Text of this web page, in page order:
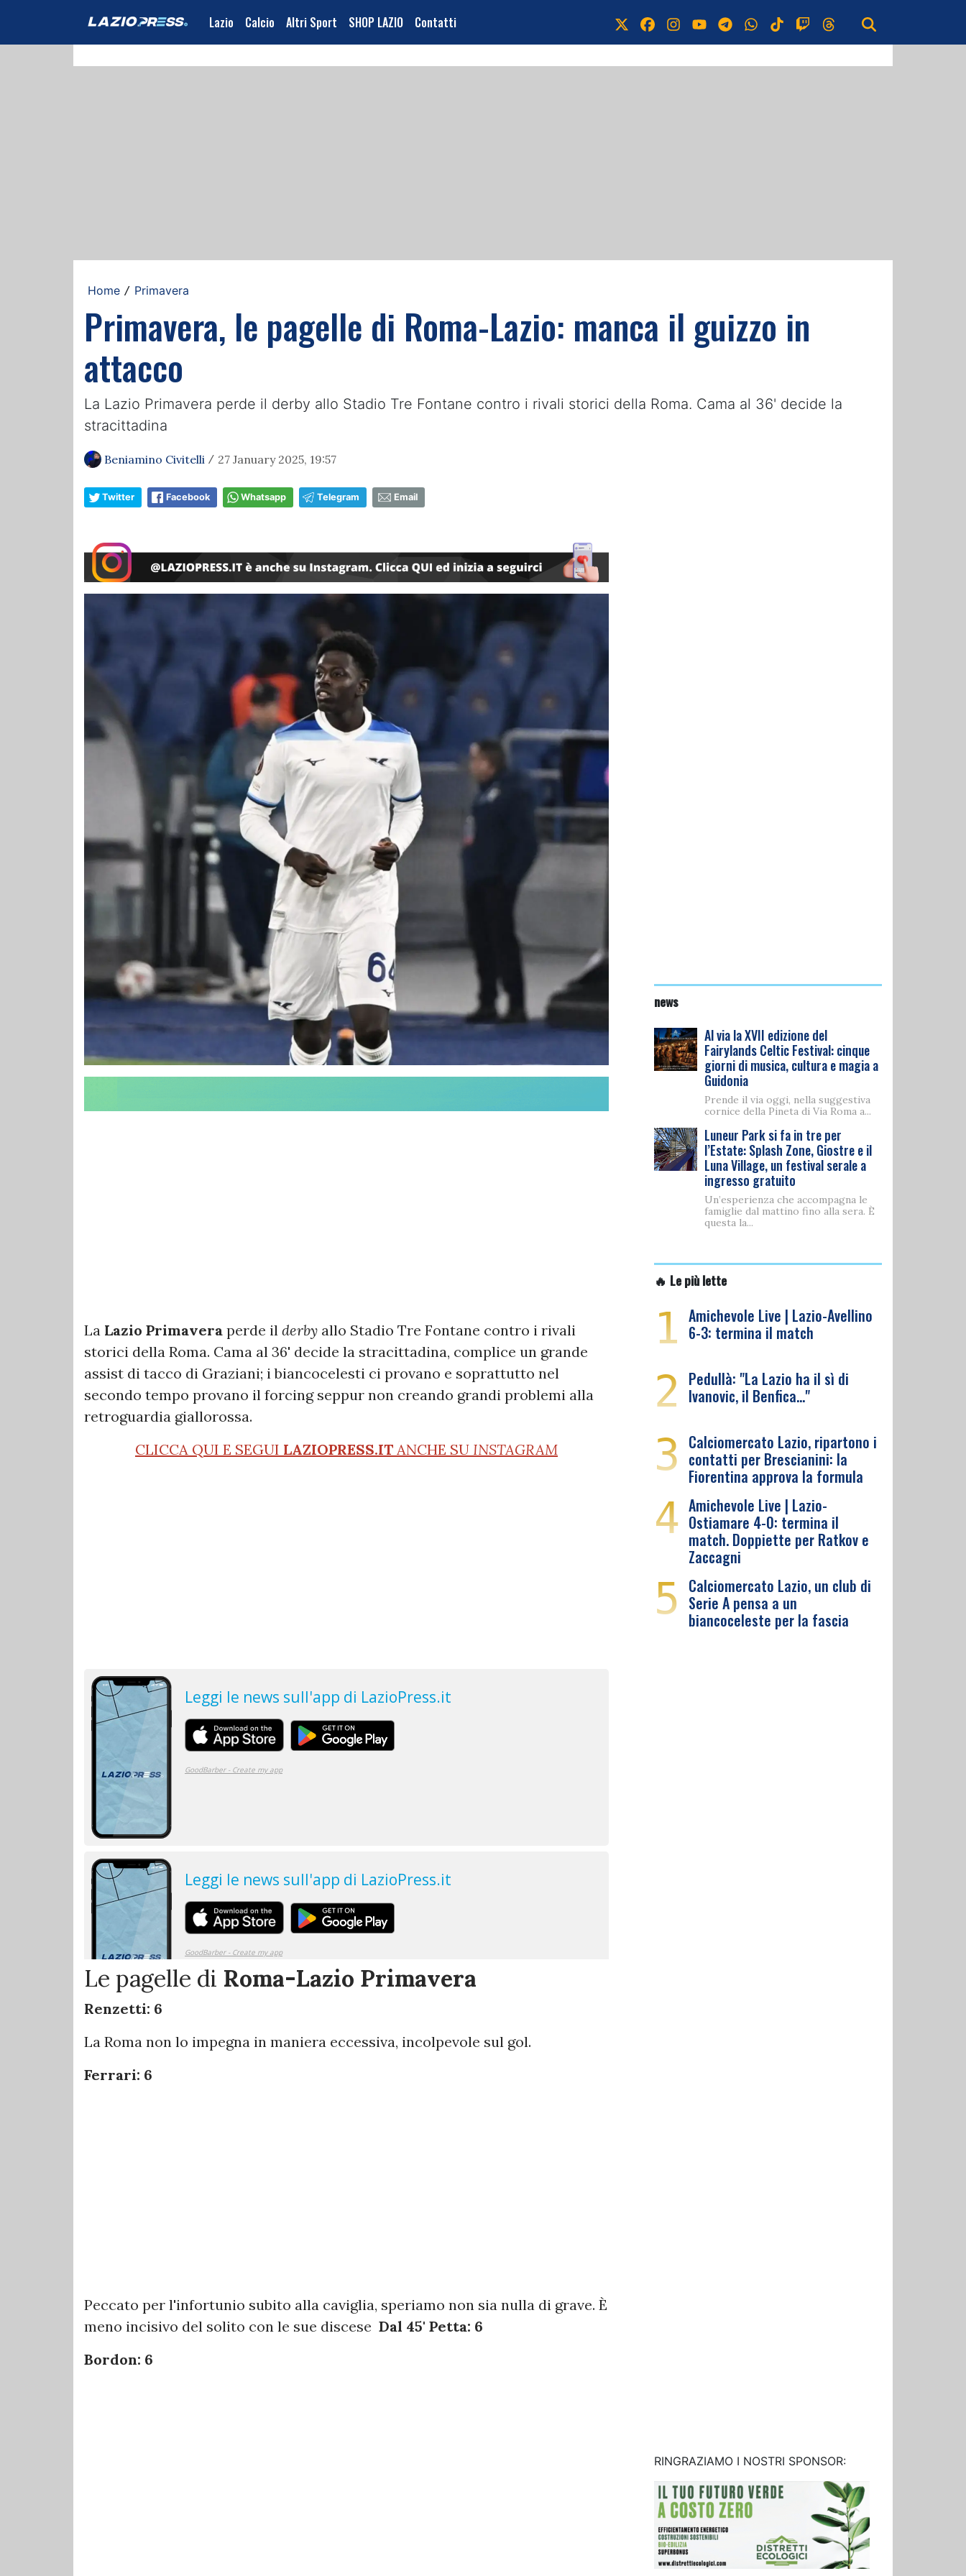
Lazio Calcio Altri Sport SHOP LAZIO Contatti
Home / Primavera
Primavera, le pagelle di Roma-Lazio: manca il guizzo in
attacco
La Lazio Primavera perde il derby allo Stadio Tre Fontane contro i rivali storici della Roma. Cama al 36' decide la
stracittadina
Beniamino Civitelli / 27 January 2025, 19:57
Twitter Facebook Whatsapp Telegram Email
La Lazio Primavera perde il derby allo Stadio Tre Fontane contro i rivali
storici della Roma. Cama al 36' decide la stracittadina, complice un grande
assist di tacco di Graziani; i biancocelesti ci provano e soprattutto nel
secondo tempo provano il forcing seppur non creando grandi problemi alla
retroguardia giallorossa.
CLICCA QUI E SEGUI LAZIOPRESS.IT ANCHE SU INSTAGRAM
Le pagelle di Roma-Lazio Primavera
Renzetti: 6
La Roma non lo impegna in maniera eccessiva, incolpevole sul gol.
Ferrari: 6
Peccato per l'infortunio subito alla caviglia, speriamo non sia nulla di grave. È
meno incisivo del solito con le sue discese Dal 45' Petta: 6
Bordon: 6
news
Al via la XVII edizione del
Fairylands Celtic Festival: cinque
giorni di musica, cultura e magia a
Guidonia
Prende il via oggi, nella suggestiva
cornice della Pineta di Via Roma a...
Luneur Park si fa in tre per
l’Estate: Splash Zone, Giostre e il
Luna Village, un festival serale a
ingresso gratuito
Un’esperienza che accompagna le
famiglie dal mattino fino alla sera. È
questa la...
🔥 Le più lette
1 Amichevole Live | Lazio-Avellino
6-3: termina il match
2 Pedullà: "La Lazio ha il sì di
Ivanovic, il Benfica…"
3 Calciomercato Lazio, ripartono i
contatti per Brescianini: la
Fiorentina approva la formula
4 Amichevole Live | Lazio-
Ostiamare 4-0: termina il
match. Doppiette per Ratkov e
Zaccagni
5 Calciomercato Lazio, un club di
Serie A pensa a un
biancoceleste per la fascia
RINGRAZIAMO I NOSTRI SPONSOR: